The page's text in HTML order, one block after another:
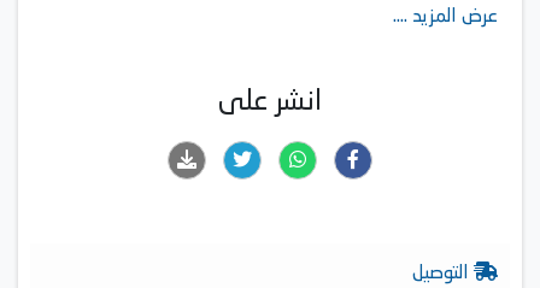
منفذ HDMI ٤
عرض المزيد ....
انشر على
التوصيل